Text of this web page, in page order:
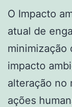
O Impacto
atual de
minimização
impacto
alteração no
ações